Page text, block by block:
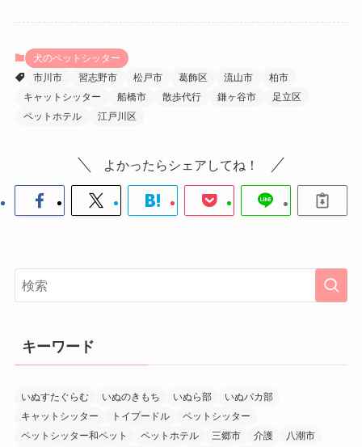
犬のペットシッター
市川市
習志野市 松戸市 葛飾区 流山市
柏市
キャットシッター
船橋市 散歩代行 鎌ヶ谷市
足立区
ペットホテル
江戸川区
よかったらシェアしてね！
キーワード
いぬすたぐらむ いぬのきもち いぬら部
いぬバカ部
キャットシッター
トイプードル
ペットシッター
ペットシッター和ペット
ペットホテル 三郷市 介護
八潮市